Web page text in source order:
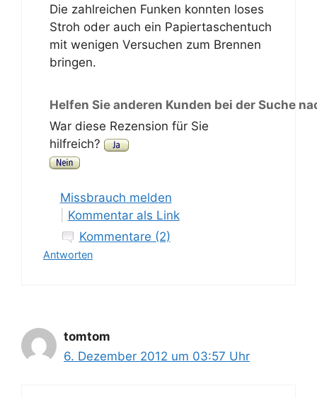
Die zahlreichen Funken konnten loses
Stroh oder auch ein Papiertaschentuch
mit wenigen Versuchen zum Brennen
bringen.
Helfen Sie anderen Kunden bei der Suche
War diese Rezension für Sie
hilfreich?
Missbrauch melden
Kommentar als Link
Kommentare (2)
Antworten
tomtom
6. Dezember 2012 um 03:57 Uhr